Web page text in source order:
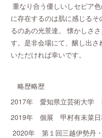
重なり合う優しいしセピア
に存在するのは肌に感じる
るのあの光景達。 懐かしさ
す。是非会場にて、醸し出
いただければ幸いです。
略歴略歴
2017年 愛知県立芸術大学
2019年 個展 甲村有未菜日
2020年 第１回三越伊勢丹